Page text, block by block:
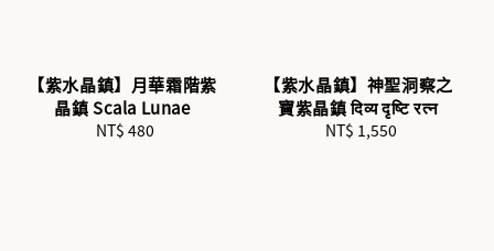
【紫水晶鎮】月華霜階紫
晶鎮 Scala Lunae
Regular
NT$ 480
【紫水晶鎮】神聖洞察之
寶紫晶鎮 दिव्य दृष्टि रत्न
Regular
NT$ 1,550